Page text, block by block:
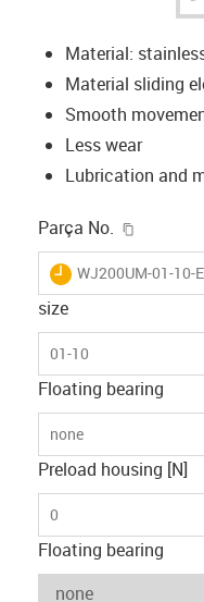
Material:
Material sliding
Smooth
Less wear
Lubrication and
Parça No.
igus-icon-lieferzeit
WJ200UM-01-10-
size
01-10
Floating bearing
none
Preload housing [N]
0
Floating bearing